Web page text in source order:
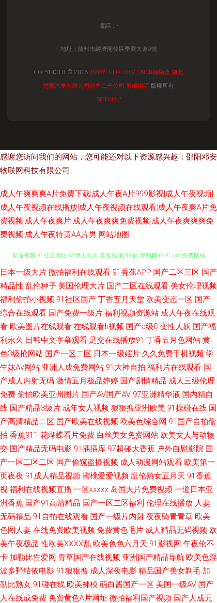
電話：-
地址：隨州市經濟開發區季梁大道9號
COPYRIGHT © 2026 WWW.LBHX.COM.CN 車輛物流 湖北
楚勝汽車有限公司銷售二分公司 車輛物流 版權所有
SITEMAP
感谢您访问我们的网站，您可能还对以下资源感兴趣：邵阳邓安
物联网科技有限公司
成人午爽爽爽A片免费下载|成人午夜A片999影视|成人午夜视频|
成人午夜视频在线播放|成人午夜视频在线观看|成人午夜爽A片免
费视频|成人午夜爽片|成人午夜爽爽免费视频|成人午夜爽爽爽免
费视频|成人午夜特黄AA片男 网站地图
激情文学综合网 日韩欧美乱综合 成人NV视频 吃瓜自拍欧美 91性爰 91大神
操逼视频 91社区网站 AV伊人久久 草莓视频污aqq 黑料网av 91xxcc免费网站
草草人妻 91字幕中文视频 先锋影音av第一页 wwwmnioncn 青青草原黄色视
频 超踫人人色 91黄色视屏 欧美丝袜性爱 91视频一区蜜桃 欧美AⅤ视频 91人
妻资源 欧美丁香婷婷七月 91社在线看 欧美a播放 综合国产一区 九七精品视
频线观看 91豆花吃瓜 九九久久香蕉熟 91超碰成人电影 国产在线视频92 自
拍超碰在线99 国产男人天堂 性交片子 抖阴欧美三级 日韩毛片基地 91黄色直
播小电影 九九热视频无码 伊人9在线 丰满人妻精品一区二区 日韩AV操老师
91视频网站线上观看 国厂精品观看 91n网站免费进入社 极品少妇自慰 伊人
日韩无码 肏屄一区 色悠悠综合在线观看 91无码超碰爱搞 日本少妇黑森林
影片 伊人网在线9 国产高潮久久 亚洲综合成人乱区综合 超碰人人人91 午夜
福利视频91 超碰毛爽操 亚洲在线 波多野结衣91大神 探花唐先生 avtt成人伊
日本一级大片 微拍福利在线观看 91香蕉APP 国产二区三区 国产
精品性 乱伦种子 美国伦理大片 国产二区在线观看 美女伦理视频
福利偷拍小视频 91社区国产 丁香五月天堂 欧美变态一区 国产
综合在线观看 国产免费一级片 福利视频资源站 成人午夜在线观
看 欧美图片在线观看 在线观看h视频 国产a级0 变性人妖 国产福
利永久 日韩中文字幕观看 足交在线播放91 丁香五月色网站 黄
色3级抢网站 国产一区二区 日本一级婬片 久久免费手机视频 学
生妹Av网站 亚洲人成免费网站 91大神自拍 福利片在线观看 国
产成人内射无码 激情五月极品婷婷 国产剧情精品 成人三级伦理
免费 偷怕欧美亚州图片 国产AV国产AV 97亚洲精华液 国内精自
线 国产精品3级片 成年女人视频 狠狠撸亚洲欧美 91操碰在线 国
产高清精品二区 国产欧美在线视频 欧美色综合网 91国产自拍偷
拍 香蕉911 花蝴蝶看片免费 白丝美女免费网站 欧美女人与动物
交 国产精品无码电影 91插插库 97超碰大香蕉 户外自慰影院 国
产一区二区二区 国产偷窥盗摄视频 成人动漫网站观看 欧美第一
页夜夜 91成人精品视频 蜜桃爱爱视频 乱伦熟女五月天 91香蕉
视 福利在线视频直播 一区xxxxx 岛国大片免费视频 一道日本亚
洲香蕉 国产91高清精品 国产一区二区福利 伦理在线播放 人妻
无码精品 91自拍在线观看 国产一级片内射 夜夜骑青青草 欧美
色图人妻 在线免费欧美视频 免费黄色毛片 成人精品无码视频 欧
美午夜极品 性欧美ⅩⅩⅩⅩ乱 欧美色色六月天 91影视网 午夜伦不
卡 加勒比性爱网 青草国产在线视频 亚洲国产精品导航 欧美色淫
波多野结依电影 91狠狠撸 成人深夜电影 精品国产美女剃毛 加
勒比熟女 91碰在线 欧美裸模 萌白酱国产一区 美国一级AV 国产
人在线成免费 免费黄色A片网址 微拍福利国产视频 国产人成无